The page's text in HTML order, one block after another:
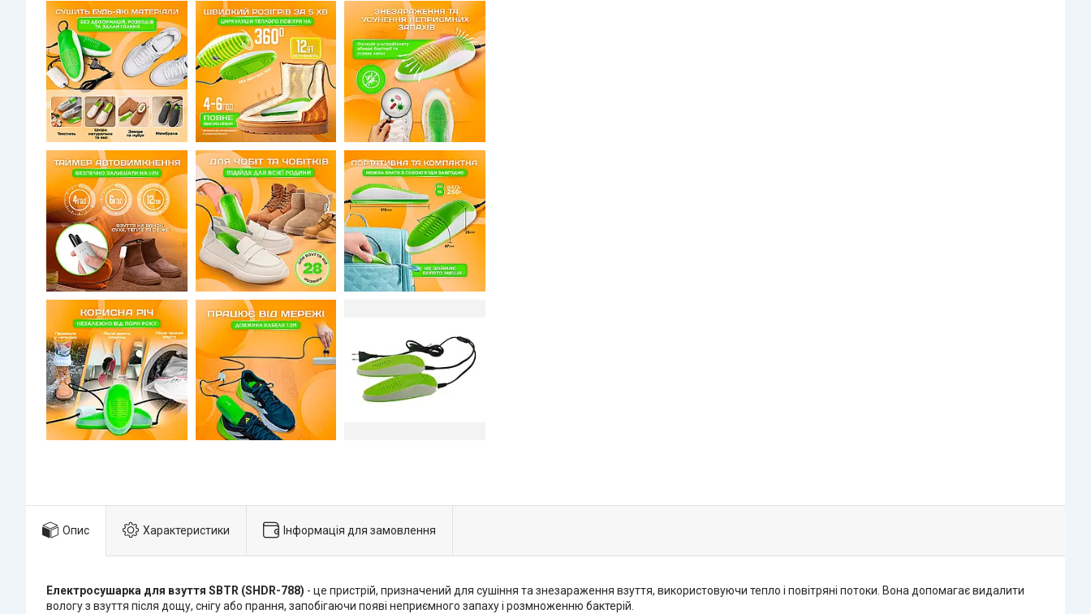
Опис Характеристики Інформація для замовлення
Електросушарка для взуття SBTR (SHDR-788) - це пристрій, призначений для сушіння та знезараження взуття, використовуючи тепло і повітряні потоки. Вона допомагає видалити
вологу з взуття після дощу, снігу або прання, запобігаючи появі неприємного запаху і розмноженню бактерій.